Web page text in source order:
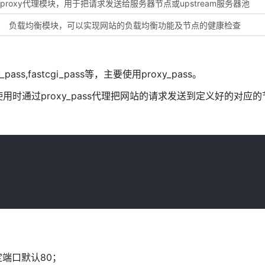
proxy代理模块，用于把请求发送给服务器节点或upstream服务器池
负载均衡模块，可以实现网站的负载均衡功能及节点的健康检查
等，主要使用proxy_pass。
时通过proxy_pass代理把网站的请求发送到定义好的对应的
口默认80；